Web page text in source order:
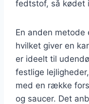
fedtstof, så kødet
En anden metode
hvilket giver en
er ideelt til
festlige
med en række
og saucer. Det